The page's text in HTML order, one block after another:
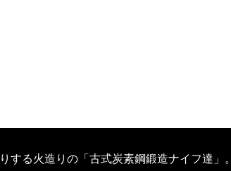
る火造りの「古式炭素鋼鍛造ナイフ達」。